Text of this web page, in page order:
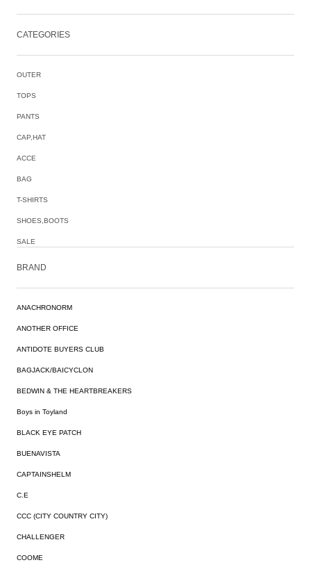
CATEGORIES
OUTER
TOPS
PANTS
CAP,HAT
ACCE
BAG
T-SHIRTS
SHOES,BOOTS
SALE
BRAND
ANACHRONORM
ANOTHER OFFICE
ANTIDOTE BUYERS CLUB
BAGJACK/BAICYCLON
BEDWIN & THE HEARTBREAKERS
Boys in Toyland
BLACK EYE PATCH
BUENAVISTA
CAPTAINSHELM
C.E
CCC (CITY COUNTRY CITY)
CHALLENGER
COOME